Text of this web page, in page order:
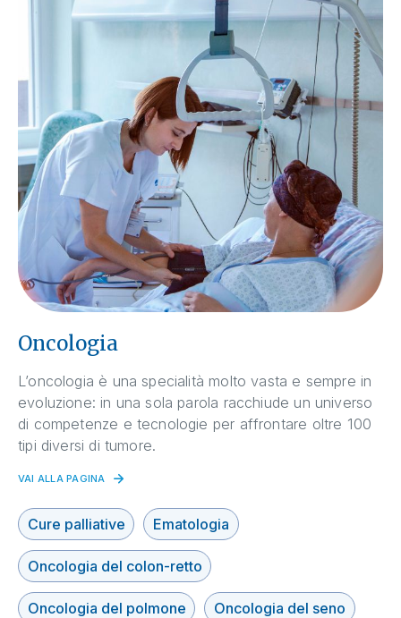
Oncologia
L’oncologia è una specialità molto vasta e sempre in
evoluzione: in una sola parola racchiude un universo
di competenze e tecnologie per affrontare oltre 100
tipi diversi di tumore.
VAI ALLA PAGINA
Cure palliative Ematologia
Oncologia del colon-retto
Oncologia del polmone Oncologia del seno